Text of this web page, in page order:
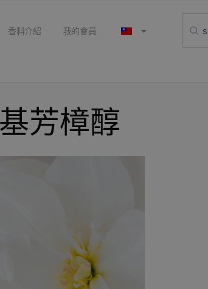
香料介紹 我的會員
芳樟醇